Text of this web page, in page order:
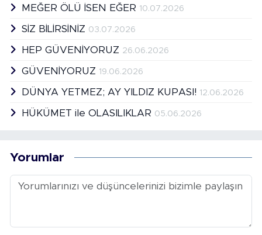
MEĞER ÖLÜ İSEN EĞER 10.07.2026
SİZ BİLİRSİNİZ 03.07.2026
HEP GÜVENİYORUZ 26.06.2026
GÜVENİYORUZ 19.06.2026
DÜNYA YETMEZ; AY YILDIZ KUPASI! 12.06.2026
HÜKÜMET ile OLASILIKLAR 05.06.2026
Yorumlar